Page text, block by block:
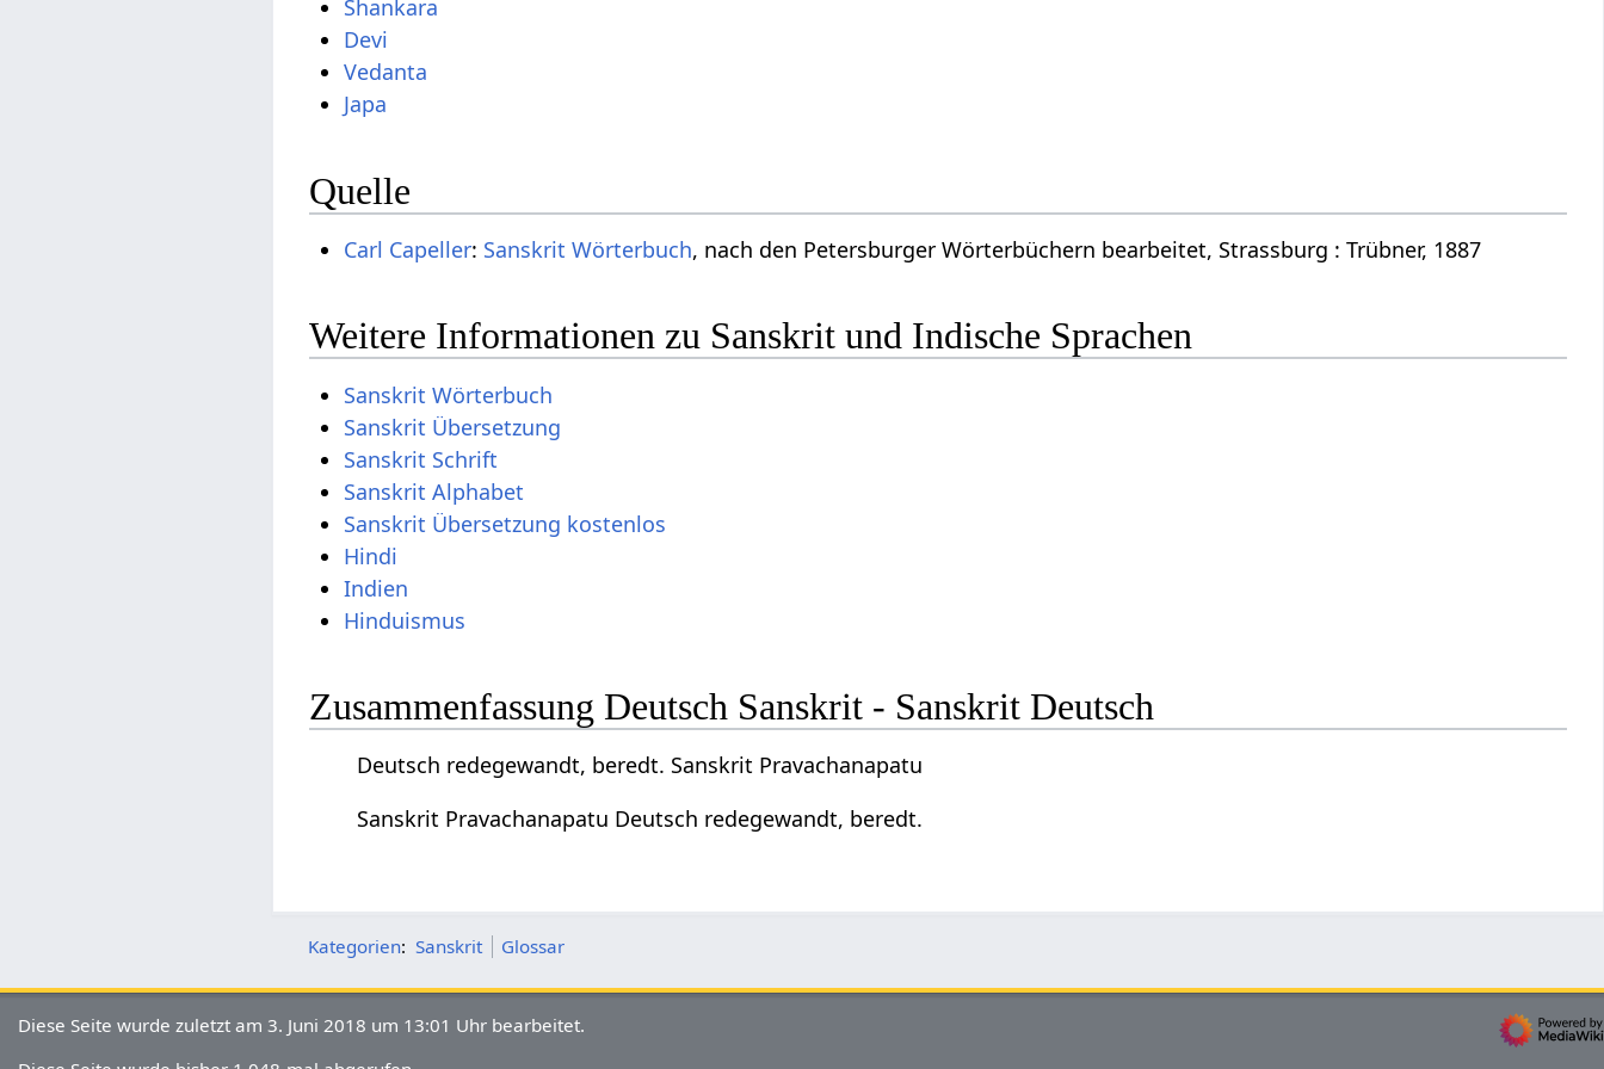
Shankara
Devi
Vedanta
Japa
Quelle
Carl Capeller: Sanskrit Wörterbuch, nach den Petersburger Wörterbüchern bearbeitet, Strassburg : Trübner, 1887
Weitere Informationen zu Sanskrit und Indische Sprachen
Sanskrit Wörterbuch
Sanskrit Übersetzung
Sanskrit Schrift
Sanskrit Alphabet
Sanskrit Übersetzung kostenlos
Hindi
Indien
Hinduismus
Zusammenfassung Deutsch Sanskrit - Sanskrit Deutsch
Deutsch redegewandt, beredt. Sanskrit Pravachanapatu
Sanskrit Pravachanapatu Deutsch redegewandt, beredt.
Kategorien: Sanskrit Glossar
Diese Seite wurde zuletzt am 3. Juni 2018 um 13:01 Uhr bearbeitet.